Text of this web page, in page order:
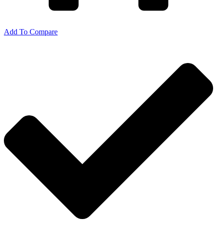
Add To Compare